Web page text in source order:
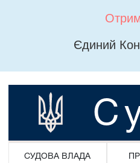
Єдиний
СУДОВА ВЛАДА